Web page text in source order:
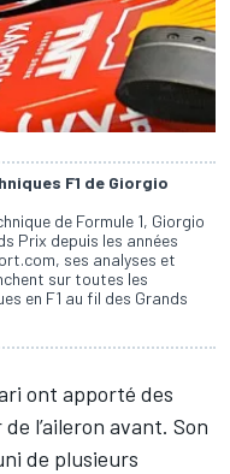
F1 de Giorgio
de Formule 1, Giorgio
Prix depuis les années
ses analyses et
sur toutes les
en F1 au fil des Grands
ont apporté des
l’aileron avant. Son
de plusieurs